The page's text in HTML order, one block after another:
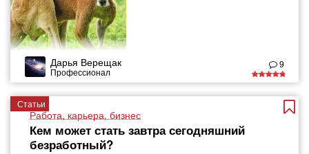
Дарья Верещак
Профессионал
9
Статьи
Работа, карьера, бизнес
Кем может стать завтра сегодняшний
безработный?